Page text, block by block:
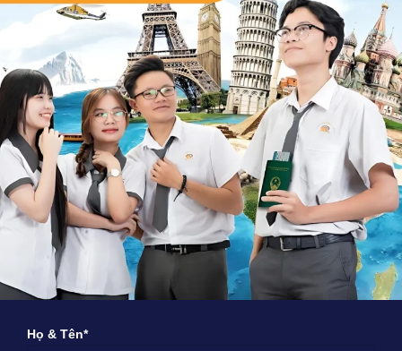
Họ & Tên*